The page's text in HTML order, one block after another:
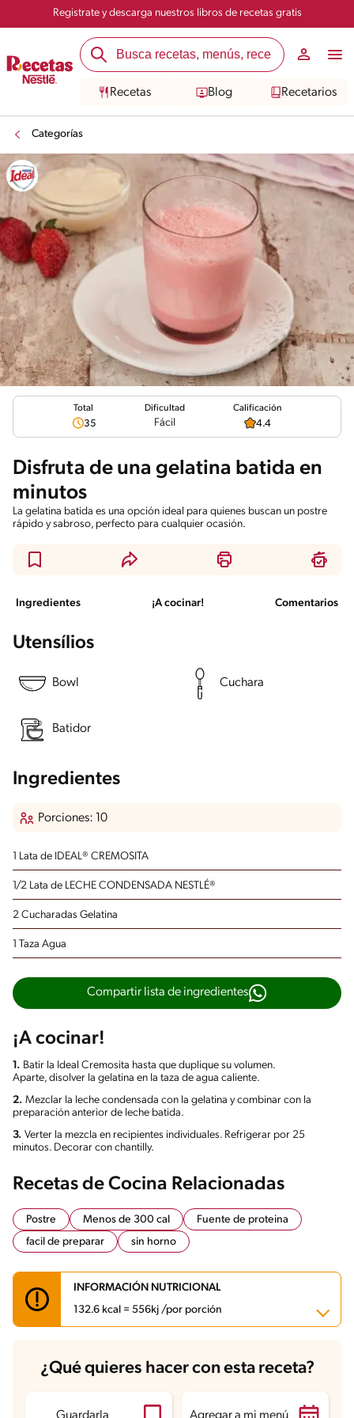
Registrate y descarga nuestros libros de recetas gratis
Recetas Blog Recetarios
Categorías
Total
35
Dificultad
Fácil
Calificación
4.4
Disfruta de una gelatina batida en
minutos
La gelatina batida es una opción ideal para quienes buscan un postre
rápido y sabroso, perfecto para cualquier ocasión.
Ingredientes ¡A cocinar! Comentarios
Utensílios
Bowl Cuchara
Batidor
Ingredientes
Porciones: 10
1 Lata de IDEAL® CREMOSITA
1/2 Lata de LECHE CONDENSADA NESTLÉ®
2 Cucharadas Gelatina
1 Taza Agua
Compartir lista de ingredientes
¡A cocinar!
1. Batir la Ideal Cremosita hasta que duplique su volumen.
Aparte, disolver la gelatina en la taza de agua caliente.
2. Mezclar la leche condensada con la gelatina y combinar con la
preparación anterior de leche batida.
3. Verter la mezcla en recipientes individuales. Refrigerar por 25
minutos. Decorar con chantilly.
Recetas de Cocina Relacionadas
Postre Menos de 300 cal
Fuente de proteina
facil de preparar
sin horno
INFORMACIÓN NUTRICIONAL
132.6 kcal = 556kj /por porción
Carbohidratos
18.4 g
Energía 132.6 kcal
Grasas saturadas
¿Qué quieres hacer con esta receta?
Guardarla Agregar a mi menú